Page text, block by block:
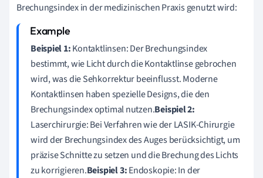
Brechungsindex in der medizinischen Praxis genutzt wird:
Beispiel 1:Kontaktlinsen: Der Brechungsindex
bestimmt, wie Licht durch die Kontaktlinse gebrochen
wird, was die Sehkorrektur beeinflusst. Moderne
Kontaktlinsen haben spezielle Designs, die den
Brechungsindex optimal nutzen.Beispiel 2:
Laserchirurgie: Bei Verfahren wie der LASIK-Chirurgie
wird der Brechungsindex des Auges berücksichtigt, um
präzise Schnitte zu setzen und die Brechung des Lichts
zu korrigieren.Beispiel 3:Endoskopie: In der